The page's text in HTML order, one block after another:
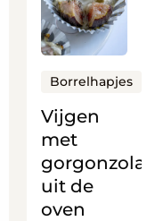
Vijgen
met
gorgonzola
uit de
oven
Borrelhapjes
over
Vijgen
met
gorgonzola
uit
de
oven